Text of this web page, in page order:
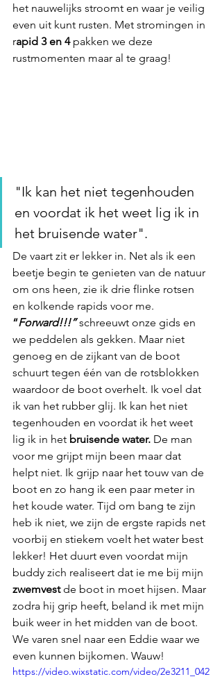
het nauwelijks stroomt en waar je veilig
even uit kunt rusten. Met stromingen in
rapid 3 en 4 pakken we deze
rustmomenten maar al te graag!
"Ik kan het niet tegenhouden
en voordat ik het weet lig ik in
het bruisende water".
De vaart zit er lekker in. Net als ik een
beetje begin te genieten van de natuur
om ons heen, zie ik drie flinke rotsen
en kolkende rapids voor me.
“Forward!!!” schreeuwt onze gids en
we peddelen als gekken. Maar niet
genoeg en de zijkant van de boot
schuurt tegen één van de rotsblokken
waardoor de boot overhelt. Ik voel dat
ik van het rubber glij. Ik kan het niet
tegenhouden en voordat ik het weet
lig ik in het bruisende water. De man
voor me grijpt mijn been maar dat
helpt niet. Ik grijp naar het touw van de
boot en zo hang ik een paar meter in
het koude water. Tijd om bang te zijn
heb ik niet, we zijn de ergste rapids net
voorbij en stiekem voelt het water best
lekker! Het duurt even voordat mijn
buddy zich realiseert dat ie me bij mijn
zwemvest de boot in moet hijsen. Maar
zodra hij grip heeft, beland ik met mijn
buik weer in het midden van de boot.
We varen snel naar een Eddie waar we
even kunnen bijkomen. Wauw!
https://video.wixstatic.com/video/2e3211_042